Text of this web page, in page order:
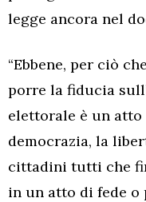
legge ancora nel
“Ebbene, per ciò
porre la fiducia
elettorale è un
democrazia, la
cittadini tutti che
in un atto di fede o